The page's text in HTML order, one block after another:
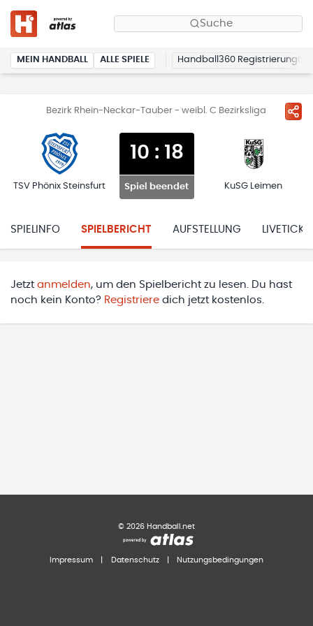
Suche
MEIN HANDBALL ALLE SPIELE Handball360 Registrierung
Bezirk Rhein-Neckar-Tauber - weibl. C Bezirksliga
TSV Phönix Steinsfurt
10 : 18
Spiel beendet KuSG Leimen
SPIELINFO SPIELBERICHT AUFSTELLUNG
Jetzt anmelden, um den Spielbericht zu lesen. Du hast
noch kein Konto? Registriere dich jetzt kostenlos.
© 2026 Handball.net
Impressum Datenschutz Nutzungsbedingungen